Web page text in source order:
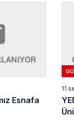
Esnafa
11